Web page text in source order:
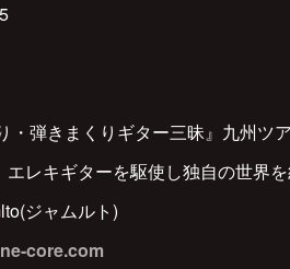
・弾きまくりギター三昧』九州ツ
エレキギターを駆使し独自の世界
ジャムルト)
core.com